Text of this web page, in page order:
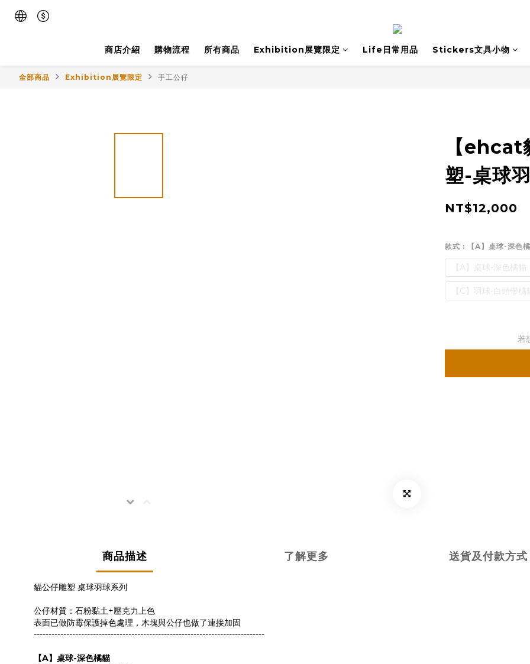
商店介紹 購物流程 所有商品 Exhibition展覽限定 Life日常用品 Stickers文具小物
全部商品 Exhibition展覽限定 手工公仔
【ehcat
塑-桌球
NT$12,000
款式 : 【A】桌球-深色
【A】桌球-深色橘貓
【C】羽球-白頭帶橘
若
商品描述 了解更多 送貨及付款方式
貓公仔雕塑 桌球羽球系列
公仔材質：石粉黏土+壓克力上色
表面已做防霉保護掉色處理，木塊與公仔也做了連接加固
------------------------------------------------------------------------------
【A】桌球-深色橘貓